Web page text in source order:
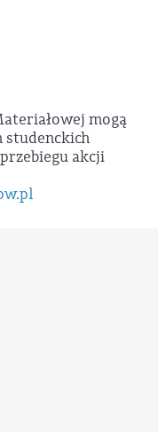
mogą
studenckich
akcji